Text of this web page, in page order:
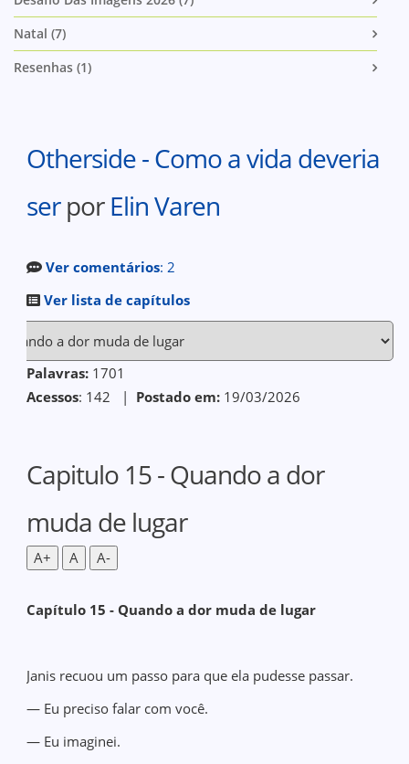
Natal (7)
Resenhas (1)
Otherside - Como a vida deveria
serporElin Varen
Ver comentários: 2
Ver lista de capítulos
Palavras: 1701
Acessos: 142 | Postado em: 19/03/2026
Capitulo 15 - Quando a dor
muda de lugar
A+ A A-
Capítulo 15 - Quando a dor muda de lugar
Janis recuou um passo para que ela pudesse passar.
— Eu preciso falar com você.
— Eu imaginei.